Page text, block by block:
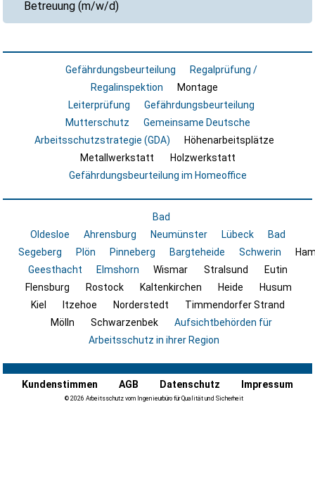
Betreuung (m/w/d)
Gefährdungsbeurteilung
Regalprüfung /
Regalinspektion
Montage
Leiterprüfung
Gefährdungsbeurteilung
Mutterschutz
Gemeinsame Deutsche
Arbeitsschutzstrategie (GDA)
Höhenarbeitsplätze
Metallwerkstatt
Holzwerkstatt
Gefährdungsbeurteilung im Homeoffice
Bad
Oldesloe
Ahrensburg Neumünster Lübeck
Bad
Segeberg
Plön Pinneberg Bargteheide Schwerin
Geesthacht
Elmshorn Wismar Stralsund
Eutin
Flensburg
Rostock Kaltenkirchen Heide
Husum
Kiel
Itzehoe Norderstedt
Timmendorfer Strand
Mölln
Schwarzenbek
Aufsichtbehörden für
Arbeitsschutz in ihrer Region
Kundenstimmen AGB Datenschutz Impressum
© 2026 Arbeitsschutz vom Ingenieurbüro für Qualität und Sicherheit